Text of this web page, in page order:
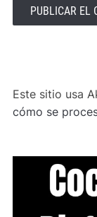
Este sitio usa
cómo se